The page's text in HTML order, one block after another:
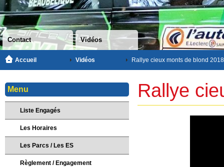
Contact Vidéos
Accueil Vidéos Rallye cieux monts de blond 2018
Rallye
Menu
Liste Engagés
Les Horaires
Les Parcs / Les ES
Règlement / Engagement